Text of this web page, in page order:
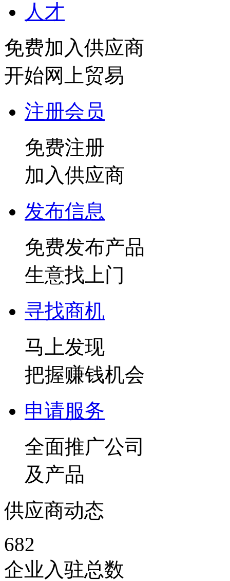
人才
免费加入供应商
开始网上贸易
注册会员
免费注册
加入供应商
发布信息
免费发布产品
生意找上门
寻找商机
马上发现
把握赚钱机会
申请服务
全面推广公司
及产品
供应商动态
682
企业入驻总数